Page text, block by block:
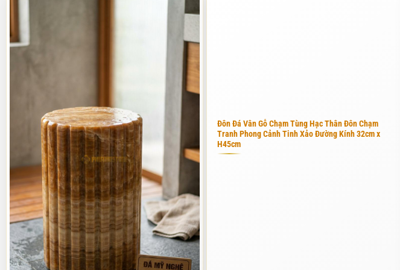
Việc chọn phôi đá giống như việc chọn nguyên liệu cho một món ăn ngon. Tại Phú Thọ Stone, tôi
phôi đá được đưa về xưởng, chúng tôi sử dụng máy cắt kim cương cỡ lớn để định hình kiểu dáng
mặt ghế. Đây là kỹ thuật đòi hỏi kinh nghiệm lâu năm, vì nếu cắt sai hướng, vẻ đẹp của khối đá có
Bên cạnh đó, việc tính toán trọng lượng cũng rất quan trọng. Một chiếc đôn đá cần đủ nặng để
khuyên khách hàng chọn những mẫu có trọng lượng từ 30kg đến 60kg là lý tưởng cho không gian
giai đoạn sơ chế này.
Tinh xảo trong từng đường nét hoàn thiện
Sau khi đã có hình dáng thô, các nghệ nhân tại Phú Thọ Stone sẽ tiến hành mài tinh. Đây là lúc đôi
mỉ bằng các đầu số mài từ thô đến mịn. Tôi thường yêu cầu thợ phải vuốt tay nhiều lần trên bề
khắc nhẹ nhàng hoặc tạo các đường chỉ trang trí để làm tăng thêm vẻ sang trọng cho chiếc đôn đá.
Bước cuối cùng là phủ lớp bảo vệ. Nhiều đơn vị thường bỏ qua bước này để tiết kiệm chi phí,
tạo ra một lớp màng ngăn nước nhưng vẫn cho phép đá "thở". Điều này giúp chiếc ghế ngồi nhà
quy trình chế tác chính là lý do khiến khách hàng luôn tin tưởng và quay lại với mình.
Đôn Đá Vân Gỗ Chạm Tùng Hạc Thân Đôn Chạm
Tranh Phong Cảnh Tinh Xảo Đường Kính 32cm x
H45cm